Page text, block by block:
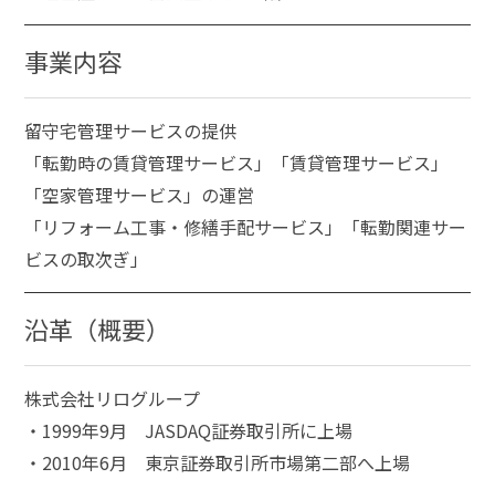
事業内容
留守宅管理サービスの提供
「転勤時の賃貸管理サービス」「賃貸管理サービス」
「空家管理サービス」の運営
「リフォーム工事・修繕手配サービス」「転勤関連サー
ビスの取次ぎ」
沿革（概要）
株式会社リログループ
・1999年9月 JASDAQ証券取引所に上場
・2010年6月 東京証券取引所市場第二部へ上場